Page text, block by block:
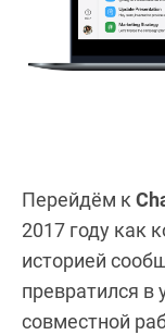
Перейдём к
2017 году как
историей
превратился в
совместной